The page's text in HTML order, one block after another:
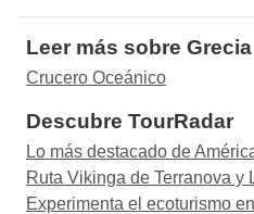
Leer más sobre Grecia
Crucero Oceánico
Descubre TourRadar
Lo más destacado de
Ruta Vikinga de Terranova y
Experimenta el ecoturismo